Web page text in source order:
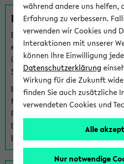
Fragen zu einzelnen
Bei inhaltlichen und
einzelnen Veranstaltungen
über denFragen-Link bei jeder
Support kann hier meist keine
Bei Veranstaltungen mit eKVV
finden Sie eine Auskunft über die
Platzzuteilung im eKVV
Detailseite zum
betreffenden Veranstaltung.
während andere uns helfen,
Erfahrung zu verbessern.
verwenden wir Cookies und
Interaktionen mit unserer
können Ihre Einwilligung
Datenschutzerklärung
Wirkung für die Zukunft
finden Sie auch zusätzliche
verwendeten Cookies und
Alle
Nur notwendige